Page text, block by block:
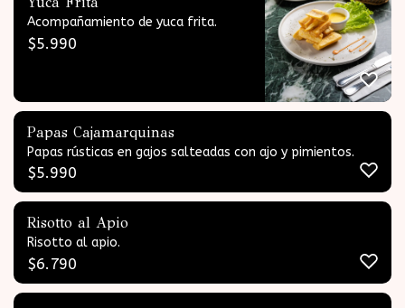
Acompañamiento de yuca frita.
$5.990
Papas Cajamarquinas
Papas rústicas en gajos salteadas con ajo y pimientos.
$5.990
Risotto al Apio
Risotto al apio.
$6.790